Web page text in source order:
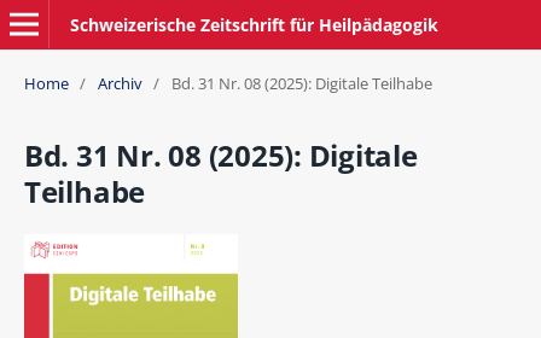
Schweizerische Zeitschrift für Heilpädagogik
Home / Archiv / Bd. 31 Nr. 08 (2025): Digitale Teilhabe
Bd. 31 Nr. 08 (2025): Digitale
Teilhabe